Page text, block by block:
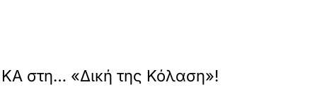
στη… «Δική της Κόλαση»!